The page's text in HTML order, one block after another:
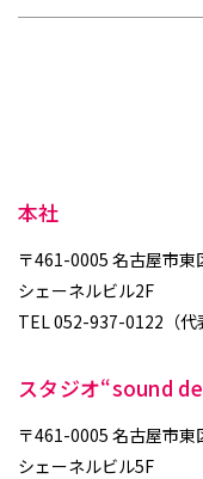
本社
〒461-0005 名古屋市
シェーネルビル2F
TEL 052-937-0122（
スタジオ“sound
〒461-0005 名古屋市
シェーネルビル5F